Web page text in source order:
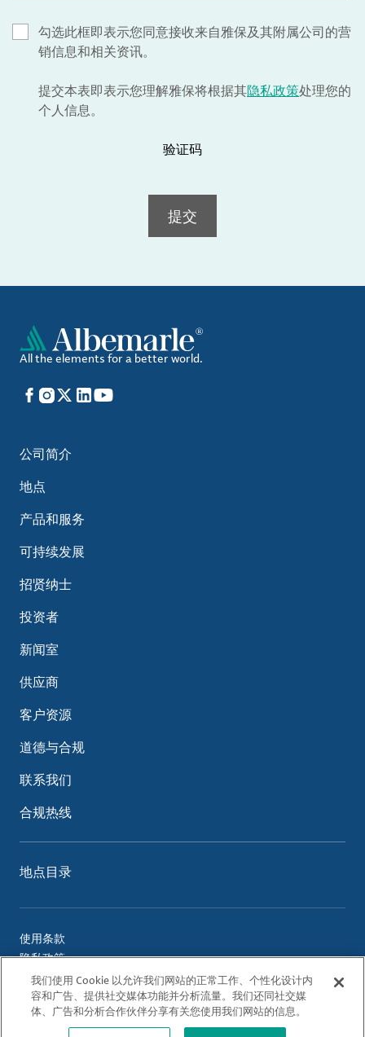
勾选此框即表示您同意接收来自雅保及其附属公司的营
销信息和相关资讯。
提交本表即表示您理解雅保将根据其隐私政策处理您的
个人信息。
验证码
提交
All the elements for a better world.
Facebook
Instagram
X LinkedIn
YouTube
公司简介
地点
产品和服务
可持续发展
招贤纳士
投资者
新闻室
供应商
客户资源
道德与合规
联系我们
合规热线
地点目录
使用条款
隐私政策
Cookie 政策
© 2026 Albemarle Corporation. All Rights Reserved.
我们使用 Cookie 以允许我们网站的正常工作、个性化设计内
容和广告、提供社交媒体功能并分析流量。我们还同社交媒
体、广告和分析合作伙伴分享有关您使用我们网站的信息。